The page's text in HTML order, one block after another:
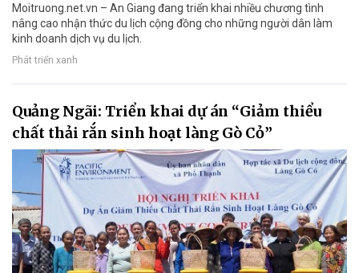
Moitruong.net.vn – An Giang đang triển khai nhiều chương tình
nâng cao nhận thức du lịch cộng đồng cho những người dân làm
kinh doanh dịch vụ du lịch.
Phát triển xanh
Quảng Ngãi: Triển khai dự án “Giảm thiểu
chất thải rắn sinh hoạt làng Gò Cỏ”